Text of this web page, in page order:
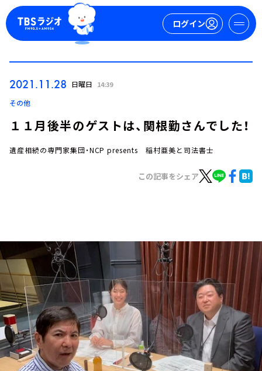
ログイン
トピックス
TBS Podcast
お知らせ
イベント・グッズ
YouTube
会社情報
2021.11.28 日曜日 14:39
その他
１１月後半のゲストは、関根勤さんでした！
遺産相続の専門家集団・NCP presents 稲村亜美と司法書士
この記事をシェア